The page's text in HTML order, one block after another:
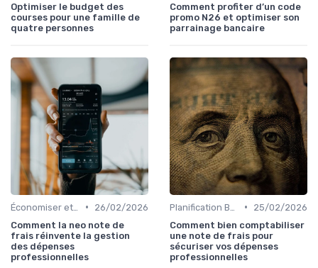
Optimiser le budget des
courses pour une famille de
quatre personnes
Comment profiter d’un code
promo N26 et optimiser son
parrainage bancaire
•
26/02/2026
Comment la neo note de
frais réinvente la gestion
des dépenses
professionnelles
•
25/02/2026
Comment bien comptabiliser
une note de frais pour
sécuriser vos dépenses
professionnelles